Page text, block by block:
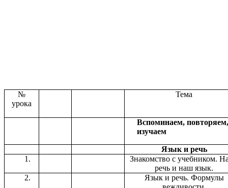
№
урока
Тема
Вспоминаем, повторяем,
изучаем
Язык и речь
Знакомство с учебником.
речь и наш язык.
Язык и речь. Формулы